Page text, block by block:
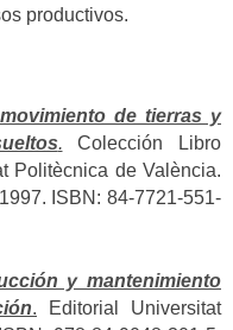
productivos.
de tierras y
. Colección Libro
Politècnica de València.
ISBN: 84-7721-551-
y mantenimiento
. Editorial Universitat